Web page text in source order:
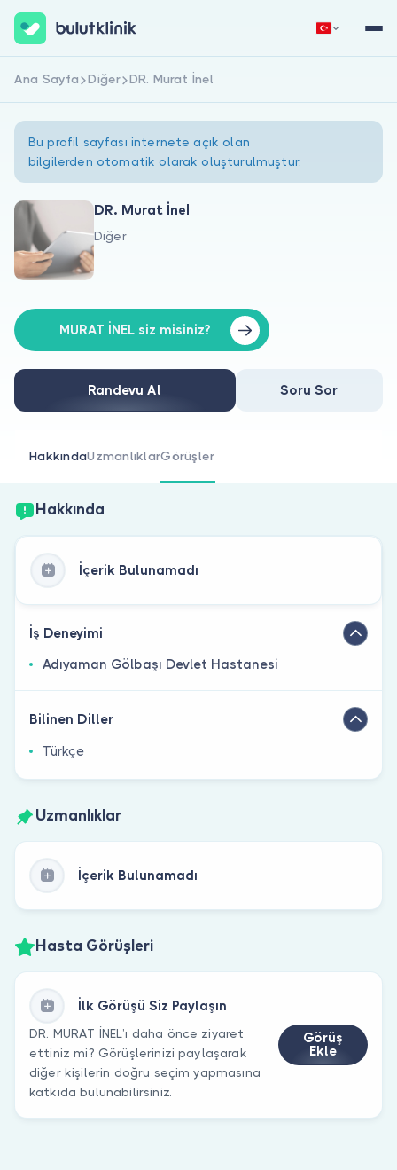
Hakkımızda
Doktorlar için
Doktor musunuz?
Hemen Kaydol
Ana Sayfa Diğer DR. Murat İnel
Bu profil sayfası internete açık olan
bilgilerden otomatik olarak oluşturulmuştur.
DR. Murat İnel
Diğer
MURAT İNEL siz misiniz?
Randevu Al Soru Sor
HakkındaUzmanlıklarGörüşler
Hakkında
İçerik Bulunamadı
İş Deneyimi
Adıyaman Gölbaşı Devlet Hastanesi
Bilinen Diller
Türkçe
Uzmanlıklar
İçerik Bulunamadı
Hasta Görüşleri
İlk Görüşü Siz Paylaşın
DR. MURAT İNEL’ı daha önce ziyaret
ettiniz mi? Görüşlerinizi paylaşarak
diğer kişilerin doğru seçim yapmasına
katkıda bulunabilirsiniz.
Görüş
Ekle